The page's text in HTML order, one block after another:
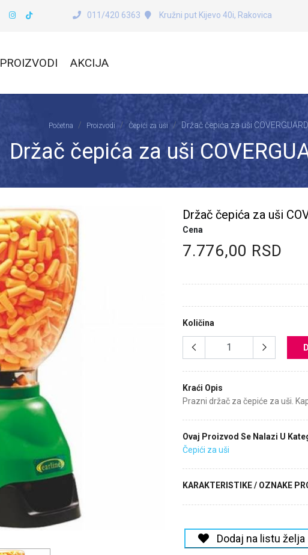
011/420 6363 Kružni put Kijevo 40i, Rakovica
PROIZVODI AKCIJA
Početna Proizvodi Čepići za uši Držač čepića za uši COVERGUARD
Držač čepića za uši
Držač čepića za uši
Cena
7.776,00 RSD
Količina
Kraći Opis
Prazni držač za čepiće za uši.
Ovaj Proizvod Se Nalazi U
Čepići za uši
KARAKTERISTIKE / OZNAKE
Dodaj na listu želja